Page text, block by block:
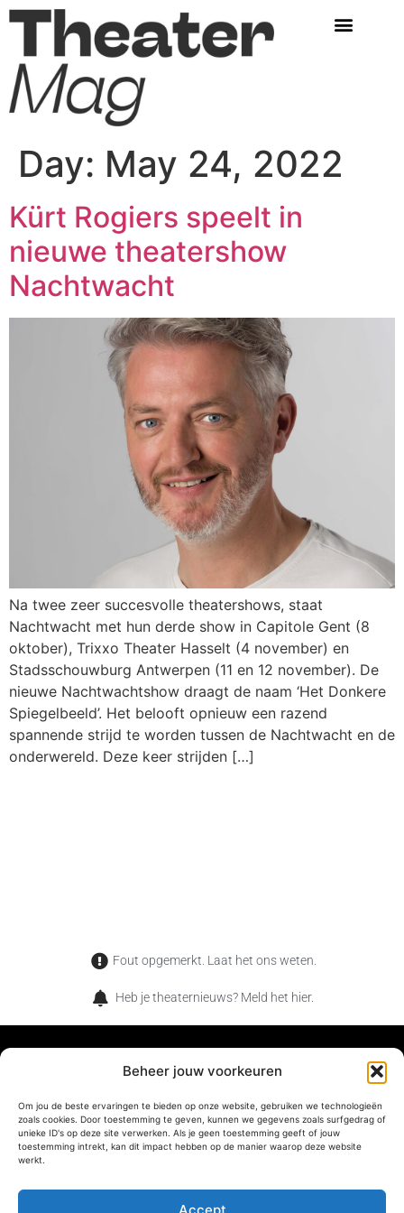
Beheer jouw voorkeuren
Om jou de beste ervaringen te bieden op onze website, gebruiken we technologieën
zoals cookies. Door toestemming te geven, kunnen we gegevens zoals surfgedrag of
unieke ID's op deze site verwerken. Als je geen toestemming geeft of jouw
toestemming intrekt, kan dit impact hebben op de manier waarop deze website
werkt.
Accept
Day: May 24, 2022
Kürt Rogiers speelt in
nieuwe theatershow
Nachtwacht
Na twee zeer succesvolle theatershows, staat
Nachtwacht met hun derde show in Capitole Gent (8
oktober), Trixxo Theater Hasselt (4 november) en
Stadsschouwburg Antwerpen (11 en 12 november). De
nieuwe Nachtwachtshow draagt de naam ‘Het Donkere
Spiegelbeeld’. Het belooft opnieuw een razend
spannende strijd te worden tussen de Nachtwacht en de
onderwereld. Deze keer strijden […]
Fout opgemerkt. Laat het ons weten.
Heb je theaternieuws? Meld het hier.
TheaterMag is het magazine voor de verwonderde
theaterliefhebber. Wat jij en onze lezers met elkaar gemeen
hebben, is dat jullie net als ons houden van de magische